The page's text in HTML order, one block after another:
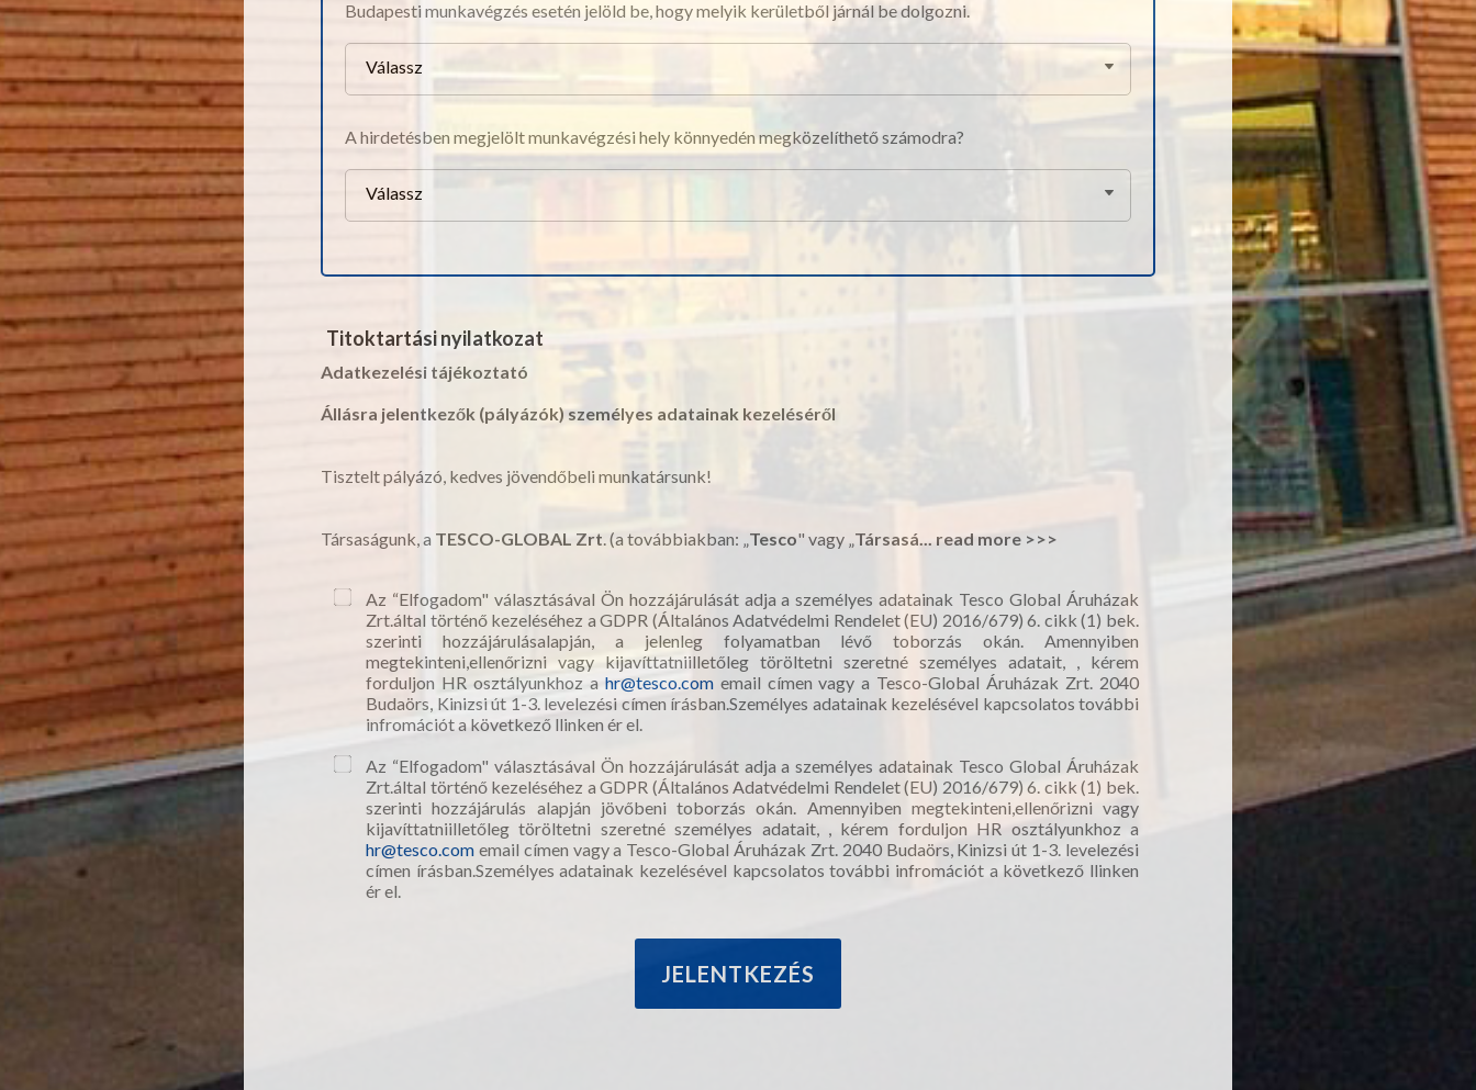
Budapesti munkavégzés esetén jelöld be, hogy melyik kerületből járnál be dolgozni.
Válassz
A hirdetésben megjelölt munkavégzési hely könnyedén megközelíthető számodra?
Válassz
Titoktartási nyilatkozat
Adatkezelési tájékoztató
Állásra jelentkezők (pályázók) személyes adatainak kezeléséről
Tisztelt pályázó, kedves jövendőbeli munkatársunk!
Társaságunk, a TESCO-GLOBAL Zrt. (a továbbiakban: „Tesco" vagy „Társasá... read more >>>
Az “Elfogadom" választásával Ön hozzájárulását adja a személyes adatainak Tesco Global Áruházak
Zrt.által történő kezeléséhez a GDPR (Általános Adatvédelmi Rendelet (EU) 2016/679) 6. cikk (1) bek.
szerinti hozzájárulásalapján, a jelenleg folyamatban lévő toborzás okán. Amennyiben
megtekinteni,ellenőrizni vagy kijavíttatniilletőleg töröltetni szeretné személyes adatait, , kérem
forduljon HR osztályunkhoz a hr@tesco.comemail címen vagy a Tesco-Global Áruházak Zrt. 2040
Budaörs, Kinizsi út 1-3. levelezési címen írásban.Személyes adatainak kezelésével kapcsolatos további
infromációt a következő llinken ér el.
Az “Elfogadom" választásával Ön hozzájárulását adja a személyes adatainak Tesco Global Áruházak
Zrt.által történő kezeléséhez a GDPR (Általános Adatvédelmi Rendelet (EU) 2016/679) 6. cikk (1) bek.
szerinti hozzájárulás alapján jövőbeni toborzás okán. Amennyiben megtekinteni,ellenőrizni vagy
kijavíttatniilletőleg töröltetni szeretné személyes adatait, , kérem forduljon HR osztályunkhoz a
hr@tesco.com email címen vagy a Tesco-Global Áruházak Zrt. 2040 Budaörs, Kinizsi út 1-3. levelezési
címen írásban.Személyes adatainak kezelésével kapcsolatos további infromációt a következő llinken
ér el.